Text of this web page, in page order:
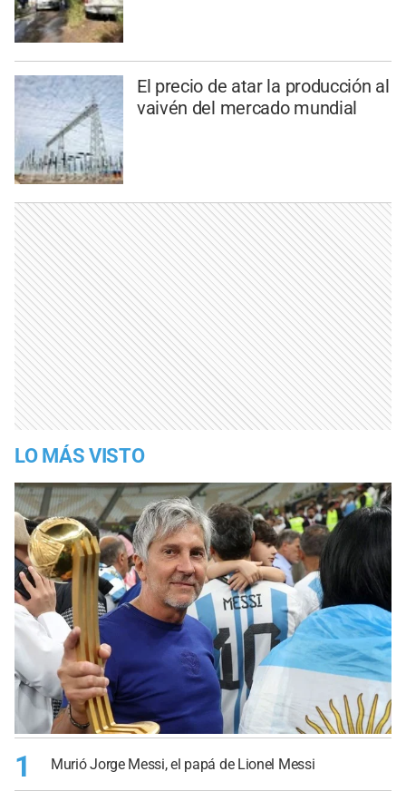
El precio de atar la producción al
vaivén del mercado mundial
LO MÁS VISTO
1 Murió Jorge Messi, el papá de Lionel Messi